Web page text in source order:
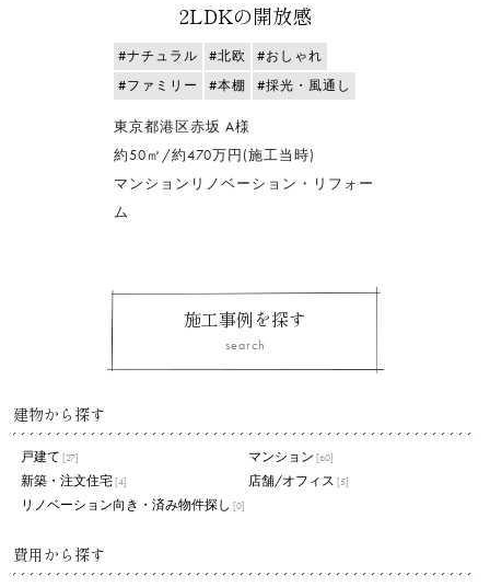
2LDKの開放感
#ナチュラル #北欧
#おしゃれ
#ファミリー
#本棚 #採光・風通し
東京都港区赤坂 A様
約50㎡/約470万円(施工当時)
マンションリノベーション・リフォー
ム
施工事例を探す
search
建物から探す
戸建て [27] マンション [60]
新築・注文住宅 [4] 店舗/オフィス [5]
リノベーション向き・済み物件探し [0]
費用から探す